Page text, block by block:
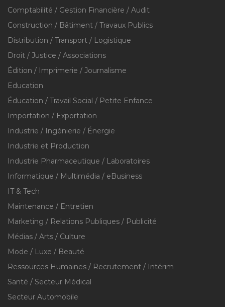
Comptabilité / Gestion Financière / Audit
Construction / Bâtiment / Travaux Publics
Distribution / Transport / Logistique
Droit / Justice / Associations
Édition / Imprimerie / Journalisme
Education
Éducation / Travail Social / Petite Enfance
Importation / Exportation
Industrie / Ingénierie / Énergie
Industrie et Production
Industrie Pharmaceutique / Laboratoires
Informatique / Multimédia / eBusiness
IT & Tech
Maintenance / Entretien
Marketing / Relations Publiques / Publicité
Médias / Arts / Culture
Mode / Luxe / Beauté
Ressources Humaines / Recrutement / Intérim
Santé / Secteur Médical
Secteur Automobile